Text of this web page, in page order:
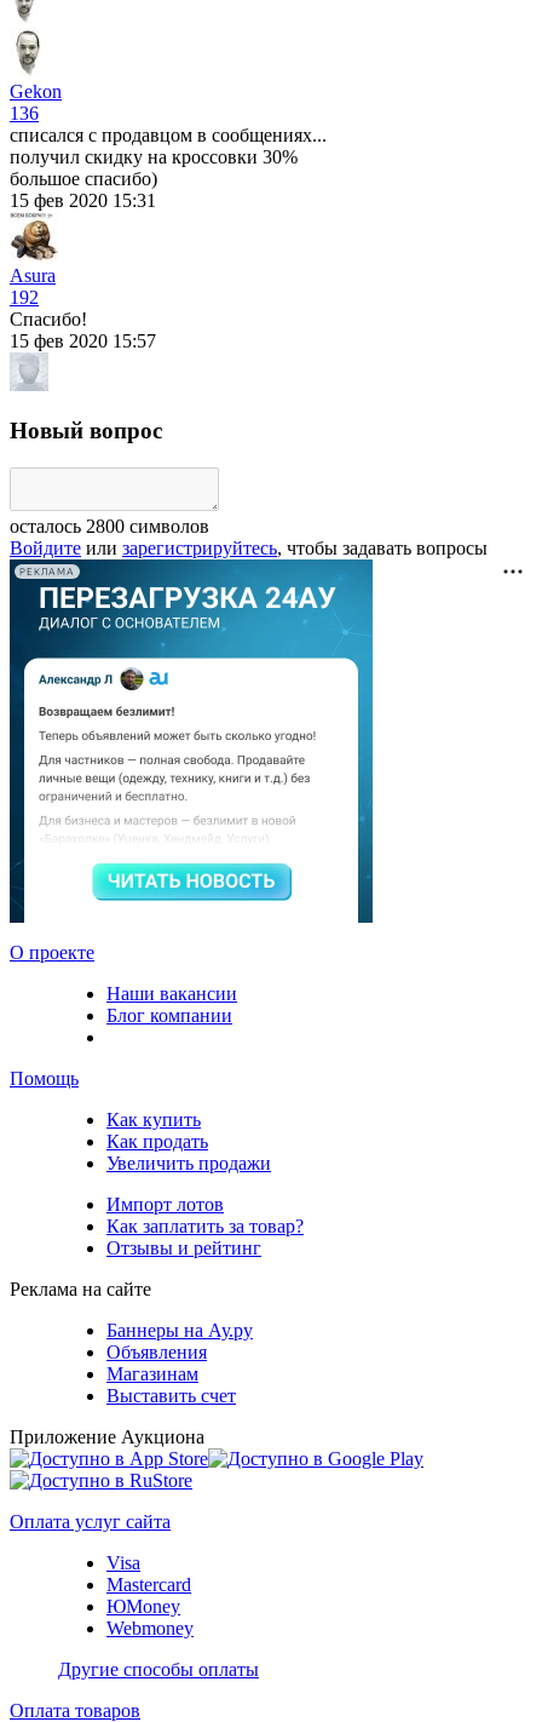
Gekon
136
списался с продавцом в сообщениях...
получил скидку на кроссовки 30%
большое спасибо)
15 фев 2020 15:31
Asura
192
Спасибо!
15 фев 2020 15:57
Новый вопрос
осталось 2800 символов
Войдите или зарегистрируйтесь, чтобы задавать вопросы
РЕКЛАМА
О проекте
Наши вакансии
Блог компании
Помощь
Как купить
Как продать
Увеличить продажи
Импорт лотов
Как заплатить за товар?
Отзывы и рейтинг
Реклама на сайте
Баннеры на Ау.ру
Объявления
Магазинам
Выставить счет
Приложение Аукциона
Оплата услуг сайта
Visa
Mastercard
ЮMoney
Webmoney
Другие способы оплаты
Оплата товаров